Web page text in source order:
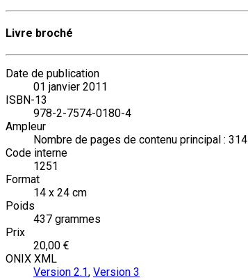
Livre broché
Date de publication
01 janvier 2011
ISBN-13
978-2-7574-0180-4
Ampleur
Nombre de pages de contenu principal : 314
Code interne
1251
Format
14 x 24 cm
Poids
437 grammes
Prix
20,00 €
ONIX XML
Version 2.1, Version 3